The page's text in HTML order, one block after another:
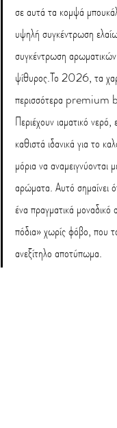
σε αυτά τα κομψά
υψηλή συγκέντρωση
συγκέντρωση
ψίθυρος.Το 2026, τα
περισσότερα premium
Περιέχουν ιαματικό
καθιστά ιδανικά για το
μόρια να
αρώματα. Αυτό σημαίνει
ένα πραγματικά μοναδικό
πόδια» χωρίς φόβο, που
ανεξίτηλο αποτύπωμα.